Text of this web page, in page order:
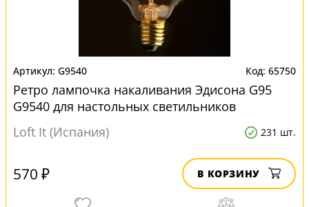
G9540 65750
Ретро лампочка накаливания Эдисона G95
G9540 для настольных светильников
Loft It (Испания)
231 шт.
570 ₽ В КОРЗИНУ